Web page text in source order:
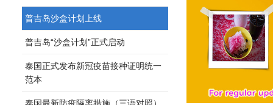
普吉岛沙盒计划上线
普吉岛“沙盒计划”正式启动
泰国正式发布新冠疫苗接种证明统一
范本